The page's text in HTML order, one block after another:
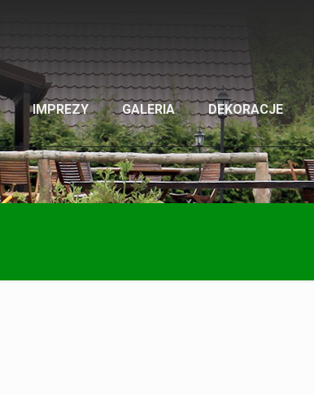
IMPREZY GALERIA DEKORACJE